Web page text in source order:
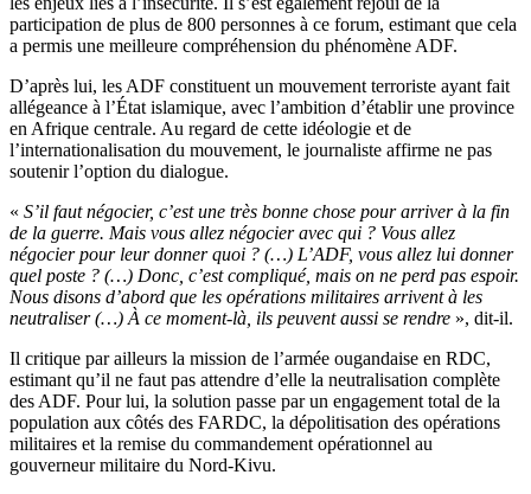
participation de plus de 800 personnes à ce forum, estimant que cela
a permis une meilleure compréhension du phénomène ADF.
D’après lui, les ADF constituent un mouvement terroriste ayant fait
allégeance à l’État islamique, avec l’ambition d’établir une province
en Afrique centrale. Au regard de cette idéologie et de
l’internationalisation du mouvement, le journaliste affirme ne pas
soutenir l’option du dialogue.
« S’il faut négocier, c’est une très bonne chose pour arriver à la fin
de la guerre. Mais vous allez négocier avec qui ? Vous allez
négocier pour leur donner quoi ? (…) L’ADF, vous allez lui donner
quel poste ? (…) Donc, c’est compliqué, mais on ne perd pas espoir.
Nous disons d’abord que les opérations militaires arrivent à les
neutraliser (…) À ce moment-là, ils peuvent aussi se rendre », dit-il.
Il critique par ailleurs la mission de l’armée ougandaise en RDC,
estimant qu’il ne faut pas attendre d’elle la neutralisation complète
des ADF. Pour lui, la solution passe par un engagement total de la
population aux côtés des FARDC, la dépolitisation des opérations
militaires et la remise du commandement opérationnel au
gouverneur militaire du Nord-Kivu.